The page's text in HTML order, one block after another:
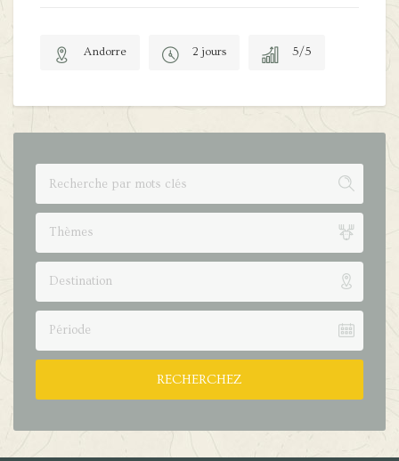
Andorre 2 jours 5/5
Thèmes
Destination
Période
RECHERCHEZ